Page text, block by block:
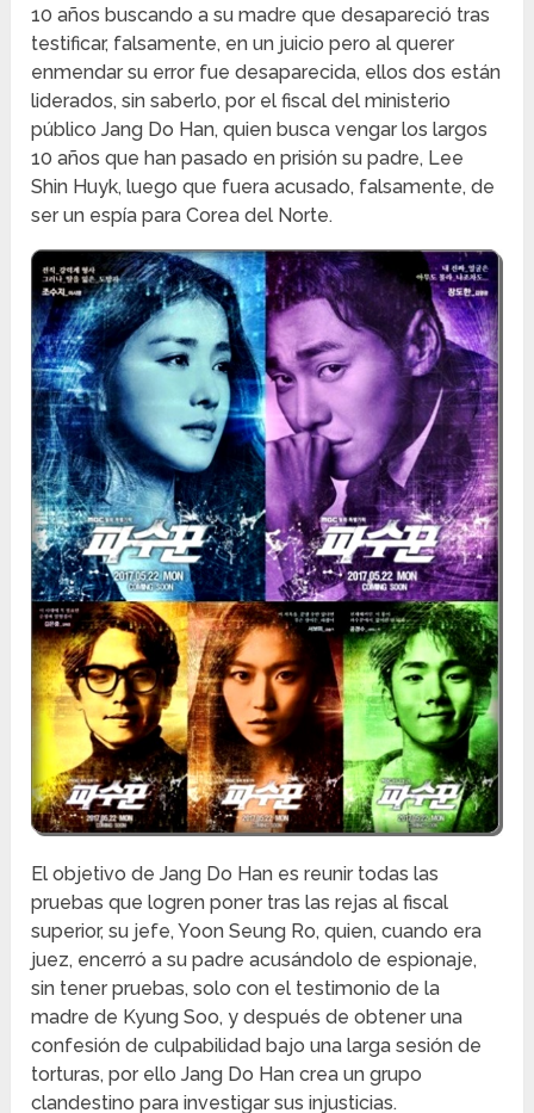
10 años buscando a su madre que desapareció tras
testificar, falsamente, en un juicio pero al querer
enmendar su error fue desaparecida, ellos dos están
liderados, sin saberlo, por el fiscal del ministerio
público Jang Do Han, quien busca vengar los largos
10 años que han pasado en prisión su padre, Lee
Shin Huyk, luego que fuera acusado, falsamente, de
ser un espía para Corea del Norte.
El objetivo de Jang Do Han es reunir todas las
pruebas que logren poner tras las rejas al fiscal
superior, su jefe, Yoon Seung Ro, quien, cuando era
juez, encerró a su padre acusándolo de espionaje,
sin tener pruebas, solo con el testimonio de la
madre de Kyung Soo, y después de obtener una
confesión de culpabilidad bajo una larga sesión de
torturas, por ello Jang Do Han crea un grupo
clandestino para investigar sus injusticias.